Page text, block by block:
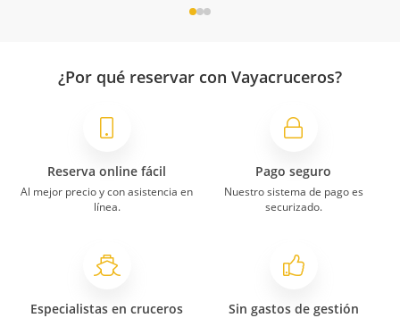
¿Por qué reservar con Vayacruceros?
Reserva online fácil
Al mejor precio y con asistencia en
línea.
Pago seguro
Nuestro sistema de pago es
securizado.
Especialistas en cruceros Sin gastos de gestión